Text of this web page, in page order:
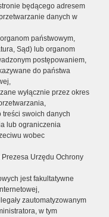
będącego adresem
danych w
państwowym,
Sąd) lub organom
postępowaniem,
do państwa
wyłącznie przez okres
treści swoich danych
lub ograniczenia
wobec
Urzędu Ochrony
jest fakultatywne
zautomatyzowanym
w tym